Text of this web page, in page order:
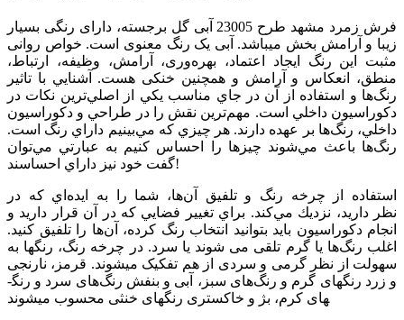
فرش زمرد مشهد طرح 23005 آبی گل برجسته، دارای رنگی بسیار
زیبا و آرامش بخش می­باشد. آبی یک رنگ معنوی است. خواص روانی
مثبت این رنگ ایجاد اعتماد، بهره‌وری، آرامش، وظیفه، ارتباط،
منطق، انعکاس و آرامش و همچنین خنکی هست. آشنايي با تاثير
رنگ‌ها و استفاده از آن‌ در جاي مناسب يكي از اصلي‌ترين نكات در
دكوراسيون داخلي است. مهم‌ترين نقش را در طراحي و دكوراسيون
داخلي، رنگ‌ها بر عهده دارند. هر چيزي كه مي‌بينيم داراي رنگ است.
رنگ‌ها باعث مي‌شوند چيزها را احساس كنيم به عبارتي مي‌توان
گفت خود نيز داراي احساسند!
استفاده از چرخه رنگ و تلفيق آن‌ها، شما را به ايده‌اي كه در
نظر داريد، نزديك مي‌كند. براي تغيير فضايي كه در آن قرار داريد و
انجام دكوراسيون بايد بتوانيد انتخاب رنگ كرده، آن‌ها را تلفيق كنيد.
اغلب رنگ‌ها يا گرم تلقی می شوند يا سرد. در چرخه رنگ، رنگ­ها به
سهولت از نظر گرمی و سردی از هم تفکيک می­شوند. قرمز، نارنجی
و زرد رنگ­های گرم و رنگ‌های سبز، آبی و بنفش رنگ‌های سرد و رنگ­
های کرم، بژ و خاکستری رنگهای خنثی محسوب می­شوند